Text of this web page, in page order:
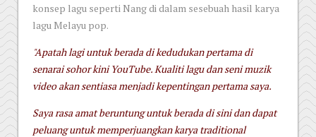
konsep lagu seperti Nang di dalam sesebuah hasil karya
lagu Melayu pop.
"Apatah lagi untuk berada di kedudukan pertama di
senarai sohor kini YouTube. Kualiti lagu dan seni muzik
video akan sentiasa menjadi kepentingan pertama saya.
Saya rasa amat beruntung untuk berada di sini dan dapat
peluang untuk memperjuangkan karya traditional